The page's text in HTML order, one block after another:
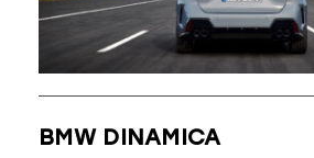
BMW DINAMICA